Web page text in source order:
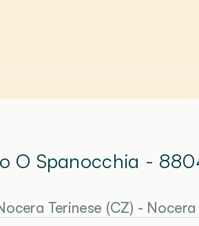
O Spanocchia -
Terinese (CZ) - Nocera